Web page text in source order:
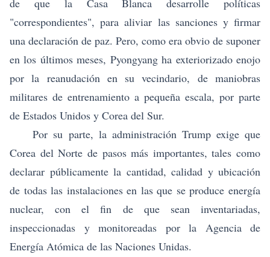
de que la Casa Blanca desarrolle políticas
"correspondientes", para aliviar las sanciones y firmar
una declaración de paz. Pero, como era obvio de suponer
en los últimos meses, Pyongyang ha exteriorizado enojo
por la reanudación en su vecindario, de maniobras
militares de entrenamiento a pequeña escala, por parte
de Estados Unidos y Corea del Sur.
Por su parte, la administración Trump exige que
Corea del Norte de pasos más importantes, tales como
declarar públicamente la cantidad, calidad y ubicación
de todas las instalaciones en las que se produce energía
nuclear, con el fin de que sean inventariadas,
inspeccionadas y monitoreadas por la Agencia de
Energía Atómica de las Naciones Unidas.